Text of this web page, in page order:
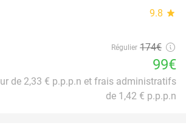
9.8 star
Régulier 174€
99€
de 2,33 € p.p.p.n et frais administratifs
de 1,42 € p.p.p.n